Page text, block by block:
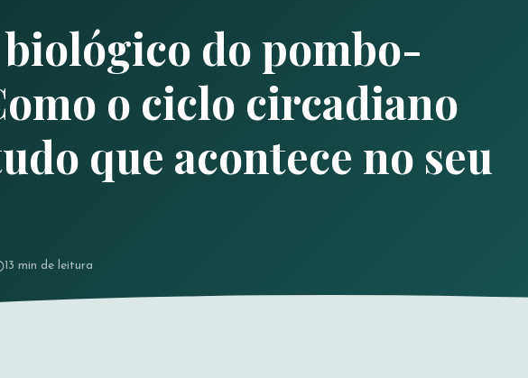
do pombo-
o ciclo circadiano
que acontece no seu
13 min de leitura